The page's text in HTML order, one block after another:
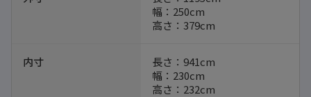
幅：250cm
高さ：379cm
内寸
長さ：941cm
幅：230cm
高さ：232cm